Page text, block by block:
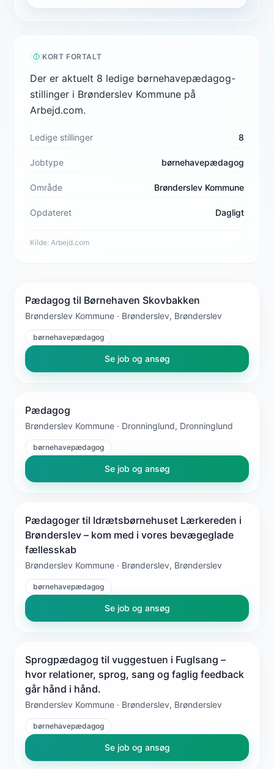
KORT FORTALT
Der er aktuelt 8 ledige børnehavepædagog-
stillinger i Brønderslev Kommune på
Arbejd.com.
Ledige stillinger 8
Jobtype børnehavepædagog
Område Brønderslev Kommune
Opdateret Dagligt
Kilde: Arbejd.com
Pædagog til Børnehaven Skovbakken
Brønderslev Kommune · Brønderslev, Brønderslev
børnehavepædagog
Se job og ansøg
Pædagog
Brønderslev Kommune · Dronninglund, Dronninglund
børnehavepædagog
Se job og ansøg
Pædagoger til Idrætsbørnehuset Lærkereden i
Brønderslev – kom med i vores bevægeglade
fællesskab
Brønderslev Kommune · Brønderslev, Brønderslev
børnehavepædagog
Se job og ansøg
Sprogpædagog til vuggestuen i Fuglsang –
hvor relationer, sprog, sang og faglig feedback
går hånd i hånd.
Brønderslev Kommune · Brønderslev, Brønderslev
børnehavepædagog
Se job og ansøg